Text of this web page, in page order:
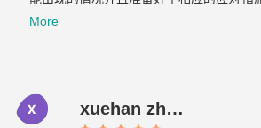
文件不到一周就交上去了。没想到不到一
More
xuehan zhou